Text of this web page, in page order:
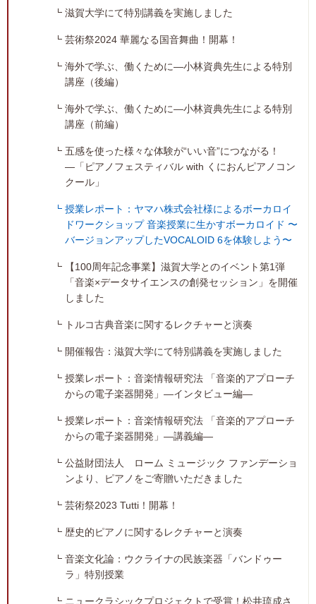
滋賀大学にて特別講義を実施しました
芸術祭2024 華麗なる国音舞曲！開幕！
海外で学ぶ、働くために―小林資典先生による特別
講座（後編）
海外で学ぶ、働くために―小林資典先生による特別
講座（前編）
五感を使った様々な体験が“いい音”につながる！
―「ピアノフェスティバル with くにおんピアノコン
クール」
授業レポート：ヤマハ株式会社様によるボーカロイ
ドワークショップ 音楽授業に生かすボーカロイド 〜
バージョンアップしたVOCALOID 6を体験しよう〜
【100周年記念事業】滋賀大学とのイベント第1弾
「音楽×データサイエンスの創発セッション」を開催
しました
トルコ古典音楽に関するレクチャーと演奏
開催報告：滋賀大学にて特別講義を実施しました
授業レポート：音楽情報研究法 「音楽的アプローチ
からの電子楽器開発」―インタビュー編―
授業レポート：音楽情報研究法 「音楽的アプローチ
からの電子楽器開発」―講義編―
公益財団法人 ローム ミュージック ファンデーショ
ンより、ピアノをご寄贈いただきました
芸術祭2023 Tutti！開幕！
歴史的ピアノに関するレクチャーと演奏
音楽文化論：ウクライナの民族楽器「バンドゥー
ラ」特別授業
ニュークラシックプロジェクトで受賞！松井琉成さ